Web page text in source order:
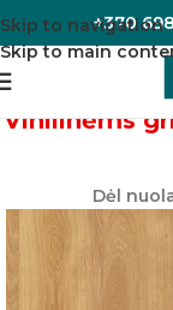
Skip to navigation
Skip to main
+370
Pradžia Vinilinės
Vinilinėms
Dėl